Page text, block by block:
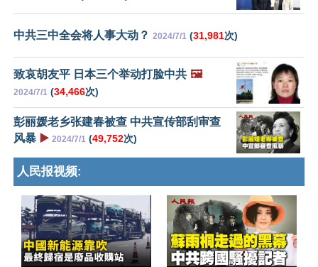
中共三中全会将人事大动？ 2024/7/1 (31,981次)
致哀胡友平 日本三个举动打脸中共 🖼️
2024/7/1 (34,466次)
彭丽媛老乡张建春被查 中共宣传部刮审查
风暴 ▶️ 2024/7/1 (49,752次)
人民报视频: